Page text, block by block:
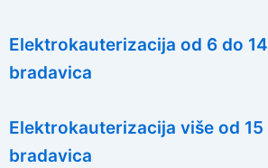
Elektrokauterizacija od 6 do 14
bradavica
Elektrokauterizacija više od 15
bradavica